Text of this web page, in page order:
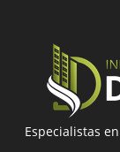
Especialistas